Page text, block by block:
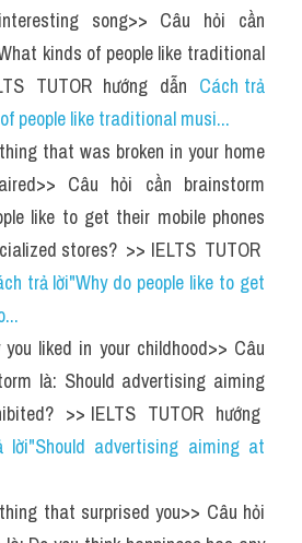
song>> Câu hỏi cần
kinds of people like traditional
TUTOR  hướng  dẫn Cách trả
people like traditional musi...
that was broken in your home
Câu hỏi cần brainstorm
like to get their mobile phones
stores?  >> IELTS  TUTOR
trả lời"Why do people like to get
liked in your childhood>> Câu
là: Should advertising aiming
>> IELTS  TUTOR  hướng
lời"Should advertising aiming at
that surprised you>> Câu hỏi